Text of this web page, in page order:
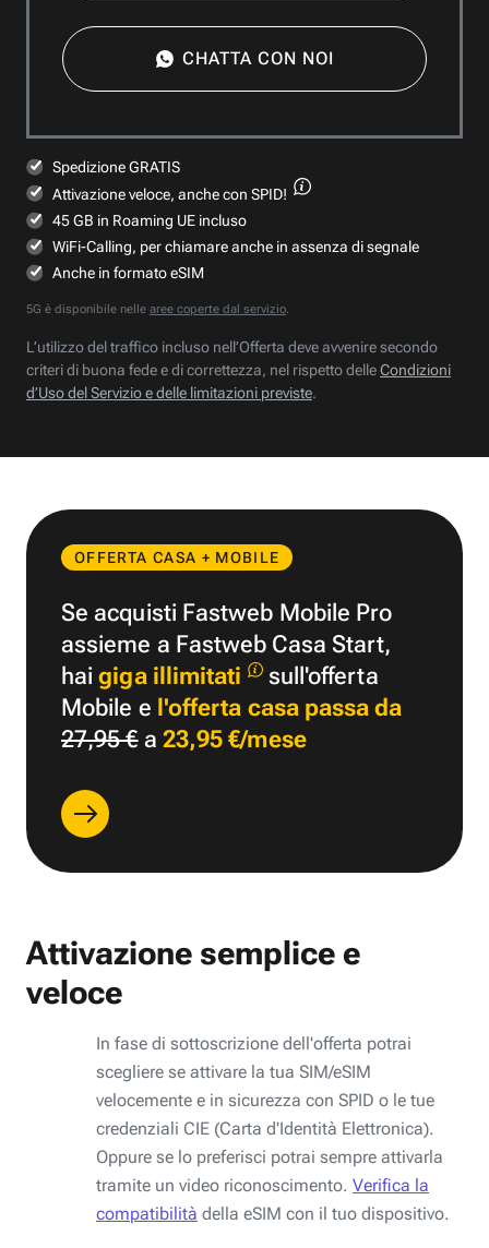
CHATTA CON NOI
Spedizione GRATIS
Attivazione veloce, anche con SPID!
45 GB in Roaming UE incluso
WiFi-Calling, per chiamare anche in assenza di segnale
Anche in formato eSIM
5G è disponibile nelle aree coperte dal servizio.
L’utilizzo del traffico incluso nell’Offerta deve avvenire secondo
criteri di buona fede e di correttezza, nel rispetto delleCondizioni
d’Uso del Servizio e delle limitazioni previste.
OFFERTA CASA + MOBILE
Se acquisti Fastweb Mobile Pro
assieme a Fastweb Casa Start,
haigiga illimitati
sull'offerta
Mobile e l'offerta casa passa da
27,95 €a 23,95 €/mese
Attivazione semplice e
veloce
In fase di sottoscrizione dell'offerta potrai
scegliere se attivare la tua SIM/eSIM
velocemente e in sicurezza con SPID o le tue
credenziali CIE (Carta d'Identità Elettronica).
Oppure se lo preferisci potrai sempre attivarla
tramite un video riconoscimento. Verifica la
compatibilità della eSIM con il tuo dispositivo.